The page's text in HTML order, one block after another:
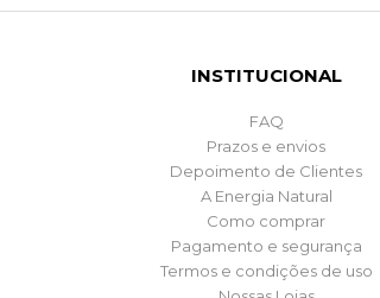
INSTITUCIONAL
FAQ
Prazos e envios
Depoimento de Clientes
A Energia Natural
Como comprar
Pagamento e segurança
Termos e condições de uso